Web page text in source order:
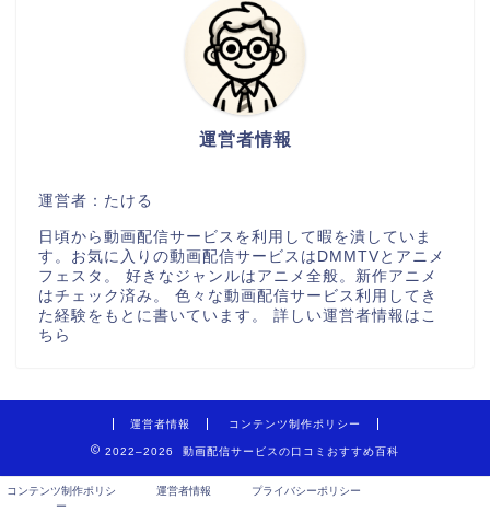
運営者情報
運営者：たける
日頃から動画配信サービスを利用して暇を潰していま
す。お気に入りの動画配信サービスはDMMTVとアニメ
フェスタ。 好きなジャンルはアニメ全般。新作アニメ
はチェック済み。 色々な動画配信サービス利用してき
た経験をもとに書いています。 詳しい運営者情報はこ
ちら
運営者情報 コンテンツ制作ポリシー
2022–2026 動画配信サービスの口コミおすすめ百科
コンテンツ制作ポリシ
ー
運営者情報 プライバシーポリシー